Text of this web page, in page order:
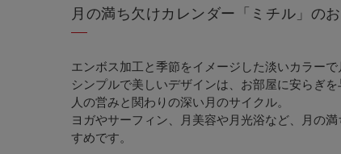
月の満ち欠けカレンダー「ミチル」の
エンボス加工と季節をイメージした淡いカラー
シンプルで美しいデザインは、お部屋に安らぎを
人の営みと関わりの深い月のサイクル。
ヨガやサーフィン、月美容や月光浴など、月の
すめです。